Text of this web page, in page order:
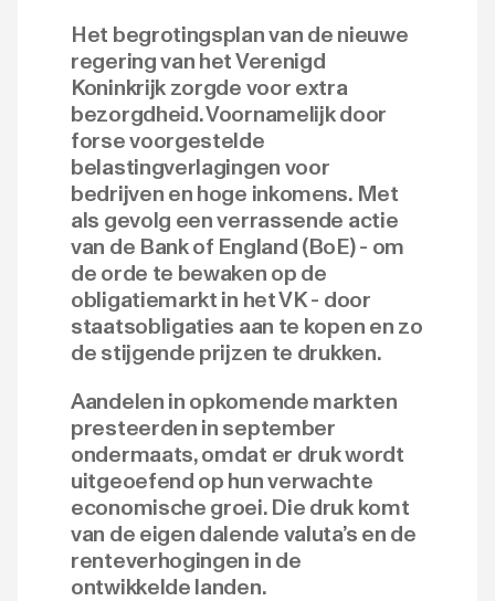
Het begrotingsplan van de nieuwe
regering van het Verenigd
Koninkrijk zorgde voor extra
bezorgdheid. Voornamelijk door
forse voorgestelde
belastingverlagingen voor
bedrijven en hoge inkomens. Met
als gevolg een verrassende actie
van de Bank of England (BoE) - om
de orde te bewaken op de
obligatiemarkt in het VK - door
staatsobligaties aan te kopen en zo
de stijgende prijzen te drukken.
Aandelen in opkomende markten
presteerden in september
ondermaats, omdat er druk wordt
uitgeoefend op hun verwachte
economische groei. Die druk komt
van de eigen dalende valuta’s en de
renteverhogingen in de
ontwikkelde landen.